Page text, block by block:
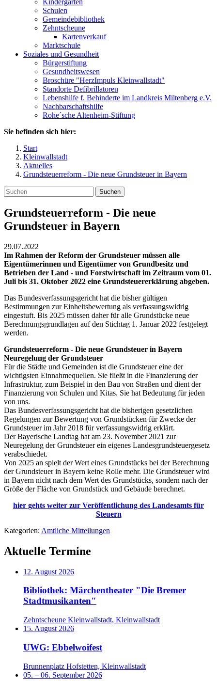
Kindergärten
Schulen
Gemeindebibliothek
Zehntscheune
Kartenverkauf
Marktschule
Soziales und Gesundheit
Bürgerstiftung
Gesundheitswesen
Broschüre "HerzImpuls Kleinwallstadt"
Standorte Defibrillatoren
Lebenshilfe f. Behinderte im Landkreis Miltenberg e.V.
Nachbarschaftshilfe
Rohe´sche Altenheim-Stiftung
Sie befinden sich hier:
Start
Kleinwallstadt
Aktuelles
Grundsteuerreform - Die neue Grundsteuer in Bayern
Suchen
Grundsteuerreform - Die neue
Grundsteuer in Bayern
29.07.2022
Im Rahmen der Reform der Grundsteuer müssen alle
Eigentümerinnen und Eigentümer von Grundbesitz und
Betrieben der Land - und Forstwirtschaft im Zeitraum vom 01.
Juli bis 31. Oktober 2022 eine Grundsteuererklärung abgeben.
Das Bundesverfassungsgericht hat die bisher gültigen
Bestimmungen zur Einheitsbewertung als verfassungswidrig
eingestuft. Bis 2025 müssen daher für alle Grundstücke neue
Berechnungsgrundlagen auf den Stichtag 1. Januar 2022 festgelegt
werden.
Grundsteuerreform - Die neue Grundsteuer in Bayern
Neuregelung der Grundsteuer
Für die Städte und Gemeinden ist die Grundsteuer eine der
wichtigsten Einnahmequellen. Sie fließt in die Finanzierung der
Infrastruktur, zum Beispiel in den Bau von Straßen und dient der
Finanzierung von Schulen und Kitas. Sie hat Bedeutung für jeden
von uns.
Das Bundesverfassungsgericht hat die bisherigen gesetzlichen
Regelungen zur Bewertung von Grundstücken für Zwecke der
Grundsteuer im Jahr 2018 für verfassungswidrig erklärt.
Der Bayerische Landtag hat am 23. November 2021 zur
Neuregelung der Grundsteuer ein eigenes Landesgrundsteuergesetz
verabschiedet.
Von 2025 an spielt der Wert eines Grundstücks bei der Berechnung
der Grundsteuer in Bayern keine Rolle mehr. Die Grundsteuer wird
in Bayern nicht nach dem Wert des Grundstücks, sondern nach der
Größe der Fläche von Grundstück und Gebäude berechnet.
hier gehts weiter zur Veröffentlichung des Landesamts für
Steuern
Kategorien: Amtliche Mitteilungen
Aktuelle Termine
12. August 2026
Bibliothek: Märchentheater "Die Bremer
Stadtmusikanten"
Zehntscheune Kleinwallstadt, Kleinwallstadt
15. August 2026
UWG: Ebbelwoifest
Brunnenplatz Hofstetten, Kleinwallstadt
05. – 06. September 2026